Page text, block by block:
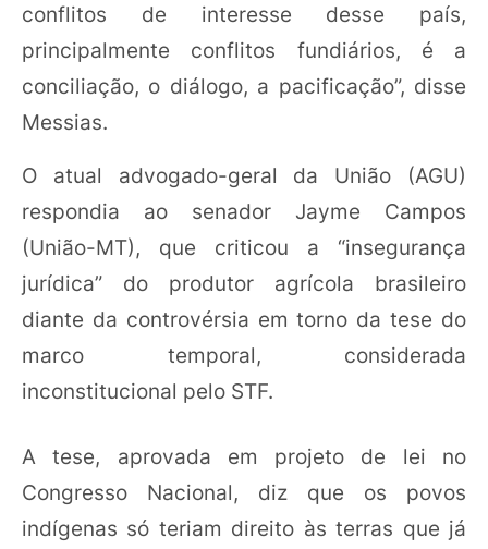
conflitos de interesse desse país,
principalmente conflitos fundiários, é a
conciliação, o diálogo, a pacificação”, disse
Messias.
O atual advogado-geral da União (AGU)
respondia ao senador Jayme Campos
(União-MT), que criticou a “insegurança
jurídica” do produtor agrícola brasileiro
diante da controvérsia em torno da tese do
marco temporal, considerada
inconstitucional pelo STF.
A tese, aprovada em projeto de lei no
Congresso Nacional, diz que os povos
indígenas só teriam direito às terras que já